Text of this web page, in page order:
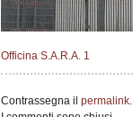
Officina S.A.R.A. 1
Contrassegna il permalink.